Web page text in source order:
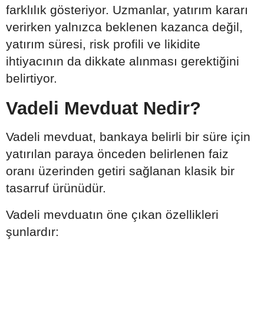
farklılık gösteriyor. Uzmanlar, yatırım kararı
verirken yalnızca beklenen kazanca değil,
yatırım süresi, risk profili ve likidite
ihtiyacının da dikkate alınması gerektiğini
belirtiyor.
Vadeli Mevduat Nedir?
Vadeli mevduat, bankaya belirli bir süre için
yatırılan paraya önceden belirlenen faiz
oranı üzerinden getiri sağlanan klasik bir
tasarruf ürünüdür.
Vadeli mevduatın öne çıkan özellikleri
şunlardır: